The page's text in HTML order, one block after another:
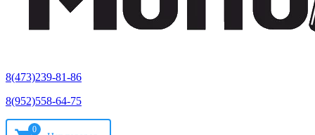
8(473)239-81-86
8(952)558-64-75
0